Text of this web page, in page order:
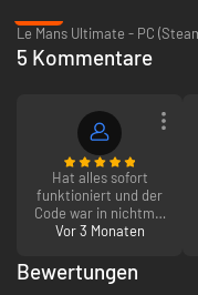
The Crew Motorfest hat
Le Mans Ultimate - PC
5 Kommentare
Hat alles sofort
funktioniert und der
Code war in nichtmal
einer Minute da
Vor 3 Monaten
Bewertungen